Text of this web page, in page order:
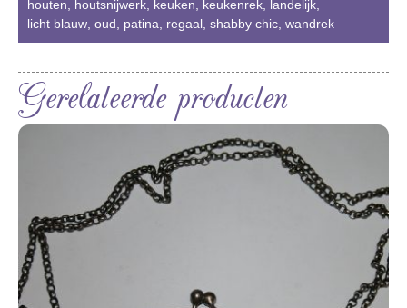
houten
houtsnijwerk keuken keukenrek landelijk
licht blauw oud patina regaal shabby chic wandrek
Gerelateerde producten